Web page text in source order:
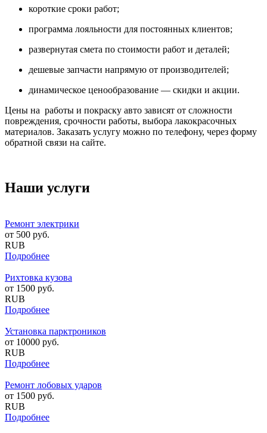
короткие сроки работ;
программа лояльности для постоянных клиентов;
развернутая смета по стоимости работ и деталей;
дешевые запчасти напрямую от производителей;
динамическое ценообразование — скидки и акции.
Цены на работы и покраску авто зависят от сложности
повреждения, срочности работы, выбора лакокрасочных
материалов. Заказать услугу можно по телефону, через форму
обратной связи на сайте.
Наши услуги
Ремонт электрики
от 500 руб.
RUB
Подробнее
Рихтовка кузова
от 1500 руб.
RUB
Подробнее
Установка парктроников
от 10000 руб.
RUB
Подробнее
Ремонт лобовых ударов
от 1500 руб.
RUB
Подробнее